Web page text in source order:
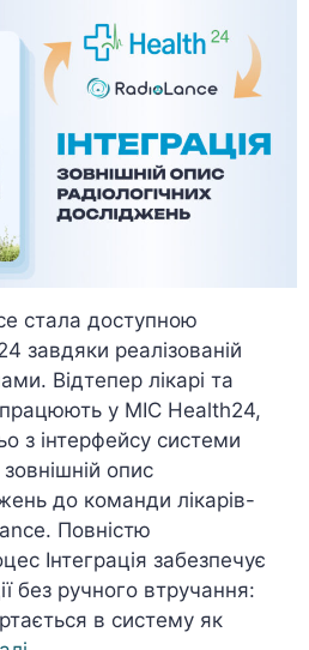
стала доступною
завдяки реалізованій
Відтепер лікарі та
працюють у МІС Health24,
з інтерфейсу системи
опис
до команди лікарів-
Повністю
Інтеграція забезпечує
без ручного втручання:
в систему як